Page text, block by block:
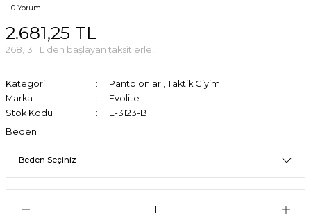
0 Yorum
2.681,25 TL
268,13 TL den başlayan taksitlerle!!
Kategori Pantolonlar , Taktik Giyim
Marka
Evolite
Stok Kodu
E-3123-B
Beden